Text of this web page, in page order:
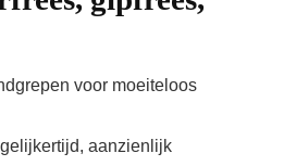
voor moeiteloos
aanzienlijk